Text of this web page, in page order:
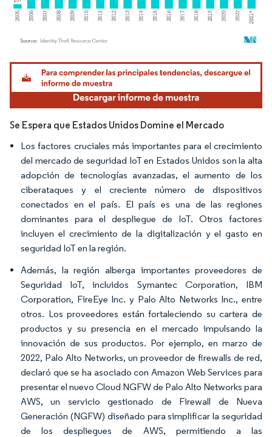
Imagen © Mordor Intelligence. El uso requiere atribución según CC BY 4.0.
Se Espera que Estados Unidos Domine el Mercado
Los factores cruciales más importantes para el crecimiento
del mercado de seguridad IoT en Estados Unidos son la alta
adopción de tecnologías avanzadas, el aumento de los
ciberataques y el creciente número de dispositivos
conectados en el país. El país es una de las regiones
dominantes para el despliegue de IoT. Otros factores
incluyen el crecimiento de la digitalización y el gasto en
seguridad IoT en la región.
Además, la región alberga importantes proveedores de
Seguridad IoT, incluidos Symantec Corporation, IBM
Corporation, FireEye Inc. y Palo Alto Networks Inc., entre
otros. Los proveedores están fortaleciendo su cartera de
productos y su presencia en el mercado impulsando la
innovación de sus productos. Por ejemplo, en marzo de
2022, Palo Alto Networks, un proveedor de firewalls de red,
declaró que se ha asociado con Amazon Web Services para
presentar el nuevo Cloud NGFW de Palo Alto Networks para
AWS, un servicio gestionado de Firewall de Nueva
Generación (NGFW) diseñado para simplificar la seguridad
de los despliegues de AWS, permitiendo a las